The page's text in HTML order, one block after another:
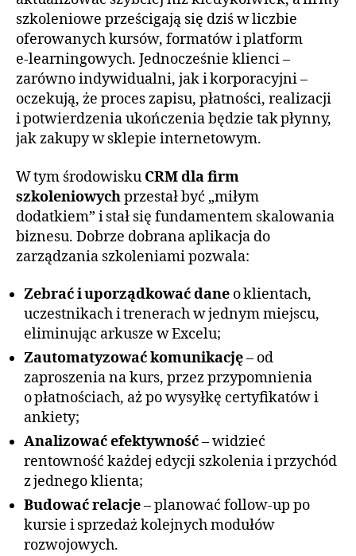
szkoleniowe prześcigają się dziś w liczbie
oferowanych kursów, formatów i platform
e‑learningowych. Jednocześnie klienci –
zarówno indywidualni, jak i korporacyjni –
oczekują, że proces zapisu, płatności, realizacji
i potwierdzenia ukończenia będzie tak płynny,
jak zakupy w sklepie internetowym.
W tym środowisku CRM dla firm
szkoleniowychprzestał być „miłym
dodatkiem” i stał się fundamentem skalowania
biznesu. Dobrze dobrana aplikacja do
zarządzania szkoleniami pozwala:
Zebrać i uporządkować dane o klientach,
uczestnikach i trenerach w jednym miejscu,
eliminując arkusze w Excelu;
Zautomatyzować komunikację– od
zaproszenia na kurs, przez przypomnienia
o płatnościach, aż po wysyłkę certyfikatów i
ankiety;
Analizować efektywność– widzieć
rentowność każdej edycji szkolenia i przychód
z jednego klienta;
Budować relacje– planować follow‑up po
kursie i sprzedaż kolejnych modułów
rozwojowych.